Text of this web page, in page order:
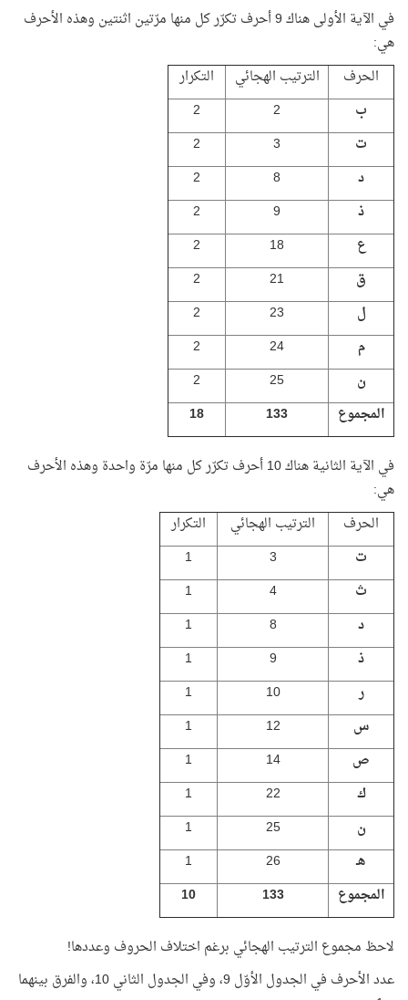
في الآية الأولى هناك 9 أحرف تكرّر كل منها مرّتين اثنتين وهذه الأحرف
هي:
الحرف
الترتيب الهجائي
التكرار
ب
2
2
ت
3
2
د
8
2
ذ
9
2
ع
18
2
ق
21
2
ل
23
2
م
24
2
ن
25
2
المجموع
133
18
في الآية الثانية هناك 10 أحرف تكرّر كل منها مرّة واحدة وهذه الأحرف
هي:
الحرف
الترتيب الهجائي
التكرار
ت
3
1
ث
4
1
د
8
1
ذ
9
1
ر
10
1
س
12
1
ص
14
1
ك
22
1
ن
25
1
هـ
26
1
المجموع
133
10
لاحظ مجموع الترتيب الهجائي برغم اختلاف الحروف وعددها!
عدد الأحرف في الجدول الأوّل 9، وفي الجدول الثاني 10، والفرق بينهما